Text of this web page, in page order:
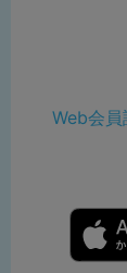
Web会